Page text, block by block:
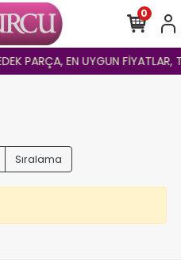
PARÇA, EN UYGUN
0
Sıralama